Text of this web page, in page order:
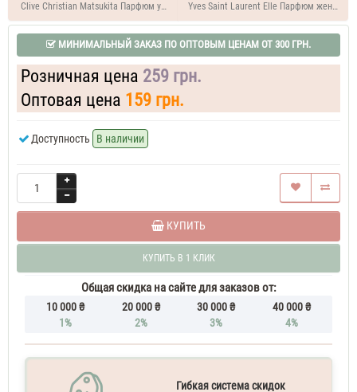
Clive Christian Matsukita Парфюм унисекс 60 млYves Saint Laurent Elle Парфюм женский
МИНИМАЛЬНЫЙ ЗАКАЗ ПО ОПТОВЫМ ЦЕНАМ ОТ 300 ГРН.
Розничная цена 259 грн.
Оптовая цена 159 грн.
Доступность В наличии
КУПИТЬ
КУПИТЬ В 1 КЛИК
Общая скидка на сайте для заказов от:
10 000 ₴
1%
20 000 ₴
2%
30 000 ₴
3%
40 000 ₴
4%
Гибкая система скидок